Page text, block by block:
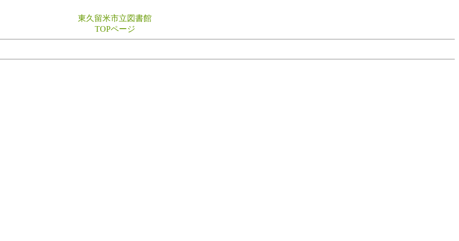
東久留米市立図書館
TOPページ